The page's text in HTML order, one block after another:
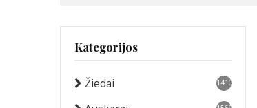
Kategorijos
Žiedai 1410